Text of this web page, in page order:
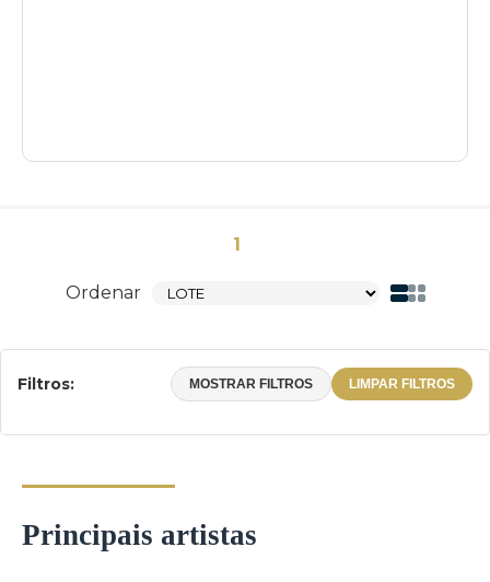
1
Ordenar
Filtros: MOSTRAR FILTROS LIMPAR FILTROS
Principais artistas